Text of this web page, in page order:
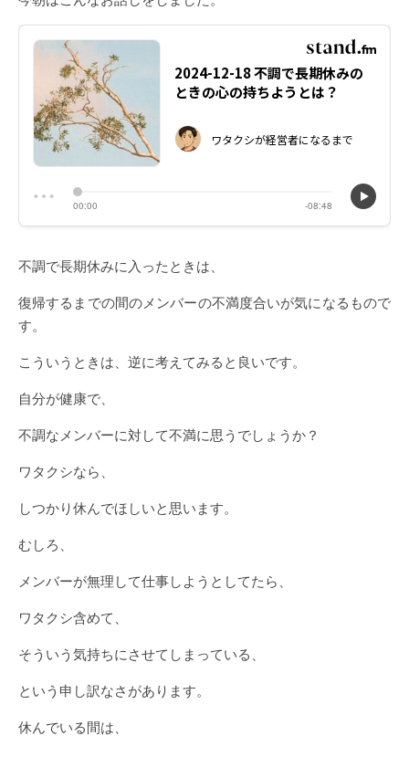
不調で長期休みに入ったときは、
復帰するまでの間のメンバーの不満度合いが気になるもので
す。
こういうときは、逆に考えてみると良いです。
自分が健康で、
不調なメンバーに対して不満に思うでしょうか？
ワタクシなら、
しつかり休んでほしいと思います。
むしろ、
メンバーが無理して仕事しようとしてたら、
ワタクシ含めて、
そういう気持ちにさせてしまっている、
という申し訳なさがあります。
休んでいる間は、